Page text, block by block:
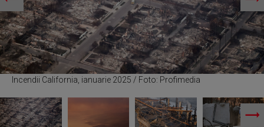
Incendii California, ianuarie 2025 / Foto: Profimedia